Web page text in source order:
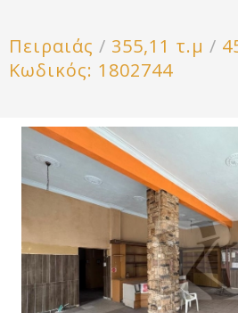
Πειραιάς / 355,11 τ.μ /
Κωδικός: 1802744